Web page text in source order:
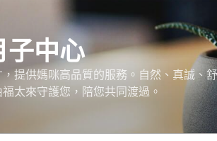
子中心
提供媽咪高品質的服務。自然、真誠、
太來守護您，陪您共同渡過。